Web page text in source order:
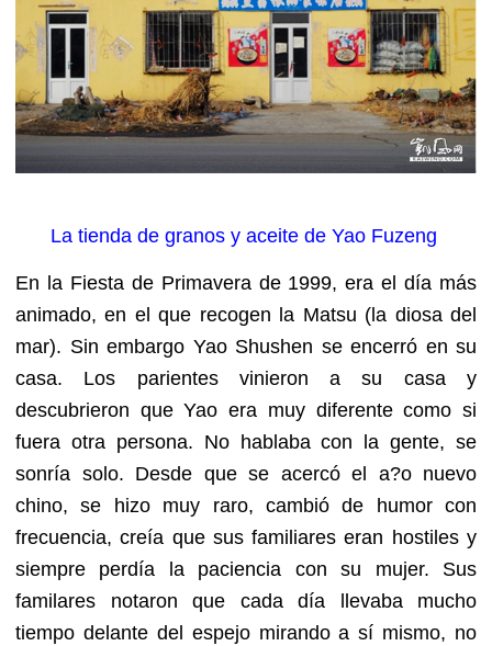
La tienda de granos y aceite de Yao Fuzeng
En la Fiesta de Primavera de 1999, era el día más
animado, en el que recogen la Matsu (la diosa del
mar). Sin embargo Yao Shushen se encerró en su
casa. Los parientes vinieron a su casa y
descubrieron que Yao era muy diferente como si
fuera otra persona. No hablaba con la gente, se
sonría solo. Desde que se acercó el a?o nuevo
chino, se hizo muy raro, cambió de humor con
frecuencia, creía que sus familiares eran hostiles y
siempre perdía la paciencia con su mujer. Sus
familares notaron que cada día llevaba mucho
tiempo delante del espejo mirando a sí mismo, no